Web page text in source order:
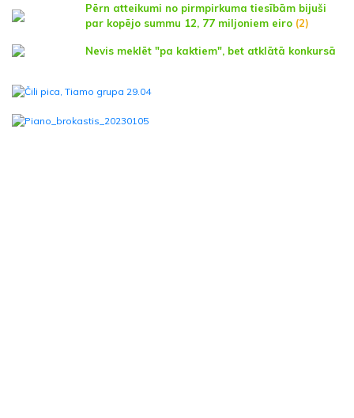
Pērn atteikumi no pirmpirkuma tiesībām bijuši
par kopējo summu 12, 77 miljoniem eiro (2)
Nevis meklēt "pa kaktiem", bet atklātā konkursā